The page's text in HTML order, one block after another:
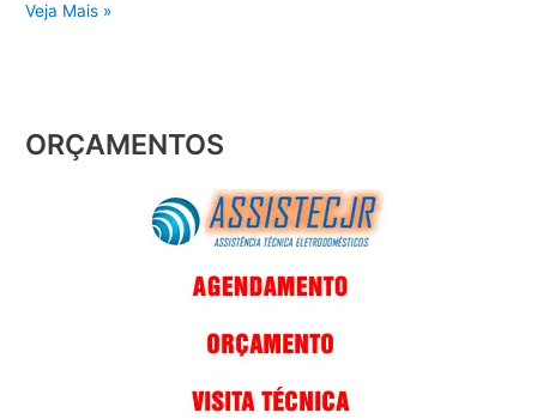
Veja Mais »
ORÇAMENTOS